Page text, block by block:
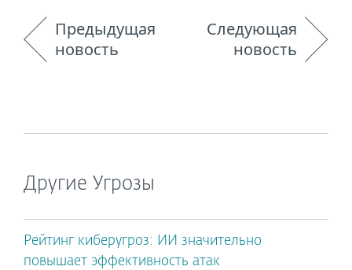
Предыдущая
новость
Следующая
новость
Другие Угрозы
Рейтинг киберугроз: ИИ значительно
повышает эффективность атак